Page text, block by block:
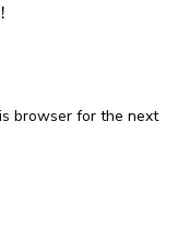
browser for the next